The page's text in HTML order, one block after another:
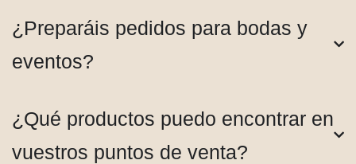
¿Preparáis pedidos para bodas y
eventos?
¿Qué productos puedo encontrar en
vuestros puntos de venta?